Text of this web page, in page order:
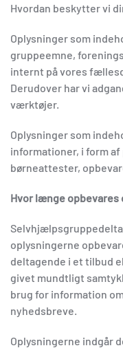
Hvordan beskytter vi
Oplysninger som
gruppeemne,
internt på vores
Derudover har vi
værktøjer.
Oplysninger som
informationer, i form
børneattester,
Hvor længe opbevares
oplysningerne
deltagende i et tilbud
givet mundtligt
brug for information
nyhedsbreve.
Oplysningerne indgår